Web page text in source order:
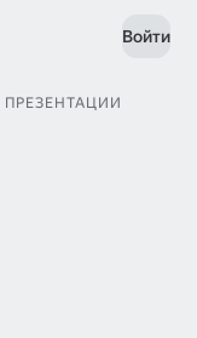
Войти
ПРЕЗЕНТАЦИИ